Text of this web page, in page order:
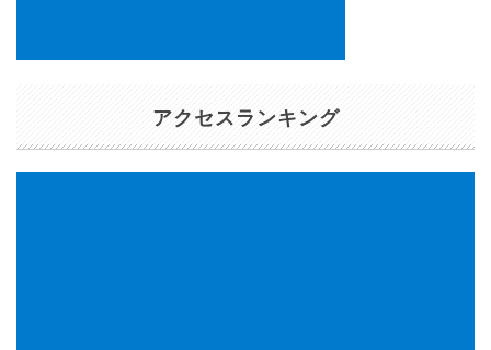
アクセスランキング